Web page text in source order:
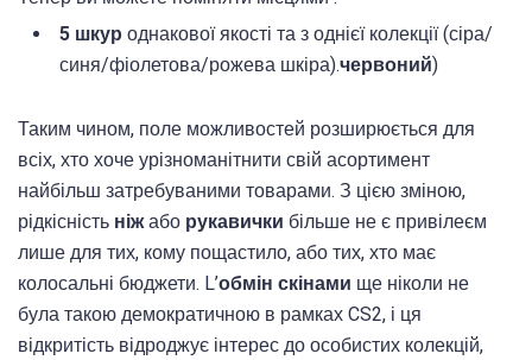
5 шкур однакової якості та з однієї колекції (сіра/
синя/фіолетова/рожева шкіра).червоний)
Таким чином, поле можливостей розширюється для
всіх, хто хоче урізноманітнити свій асортимент
найбільш затребуваними товарами. З цією зміною,
рідкісність ніжабо рукавички більше не є привілеєм
лише для тих, кому пощастило, або тих, хто має
колосальні бюджети. L’обмін скінами ще ніколи не
була такою демократичною в рамках CS2, і ця
відкритість відроджує інтерес до особистих колекцій,